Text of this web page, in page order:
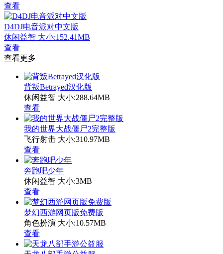
查看
D4DJ电音派对中文版
休闲益智 大小:152.41MB
查看
查看更多
背叛Betrayed汉化版
休闲益智 大小:288.64MB
查看
我的世界大战僵尸2完整版
飞行射击 大小:310.97MB
查看
奔跑吧少年
休闲益智 大小:3MB
查看
梦幻西游网页版免费版
角色扮演 大小:10.57MB
查看